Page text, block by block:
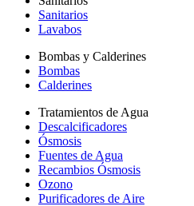
Sanitarios
Lavabos
Bombas y Calderines
Bombas
Calderines
Tratamientos de Agua
Descalcificadores
Ósmosis
Fuentes de Agua
Recambios Ósmosis
Ozono
Purificadores de Aire